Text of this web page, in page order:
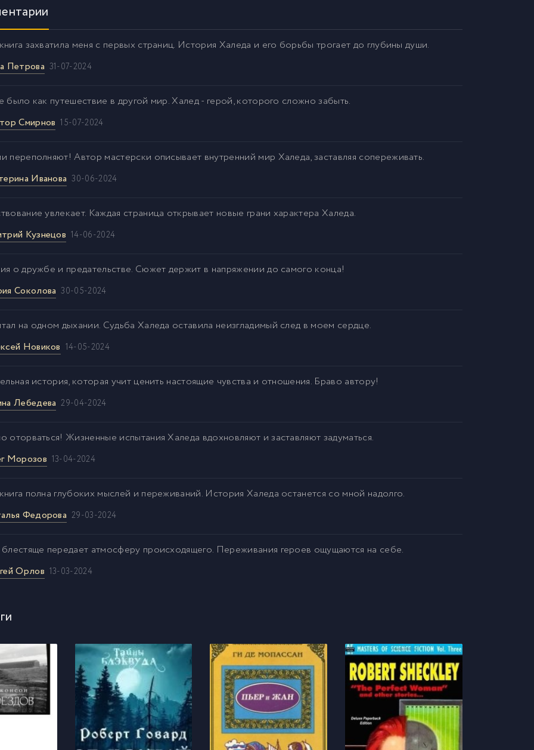
захватила меня с первых страниц. История Халеда и его борьбы трогает до глубины души.
Петрова 31-07-2024
было как путешествие в другой мир. Халед - герой, которого сложно забыть.
Смирнов 15-07-2024
переполняют! Автор мастерски описывает внутренний мир Халеда, заставляя сопереживать.
Иванова 30-06-2024
увлекает. Каждая страница открывает новые грани характера Халеда.
Кузнецов 14-06-2024
о дружбе и предательстве. Сюжет держит в напряжении до самого конца!
Соколова 30-05-2024
на одном дыхании. Судьба Халеда оставила неизгладимый след в моем сердце.
Новиков 14-05-2024
история, которая учит ценить настоящие чувства и отношения. Браво автору!
Лебедева 29-04-2024
оторваться! Жизненные испытания Халеда вдохновляют и заставляют задуматься.
Морозов 13-04-2024
полна глубоких мыслей и переживаний. История Халеда останется со мной надолго.
Федорова 29-03-2024
передает атмосферу происходящего. Переживания героев ощущаются на себе.
Орлов 13-03-2024